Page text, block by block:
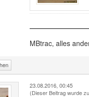
MBtrac, alles
23.08.2016, 00:45
(Dieser Beitrag wurde